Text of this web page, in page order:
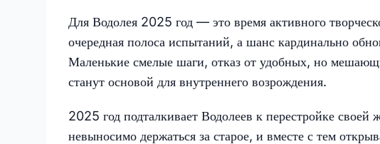
Для Водолея 2025 год — это время активного
очередная полоса испытаний, а шанс кардинально
Маленькие смелые шаги, отказ от удобных, но
станут основой для внутреннего возрождения.
2025 год подталкивает Водолеев к перестройке своей
невыносимо держаться за старое, и вместе с тем